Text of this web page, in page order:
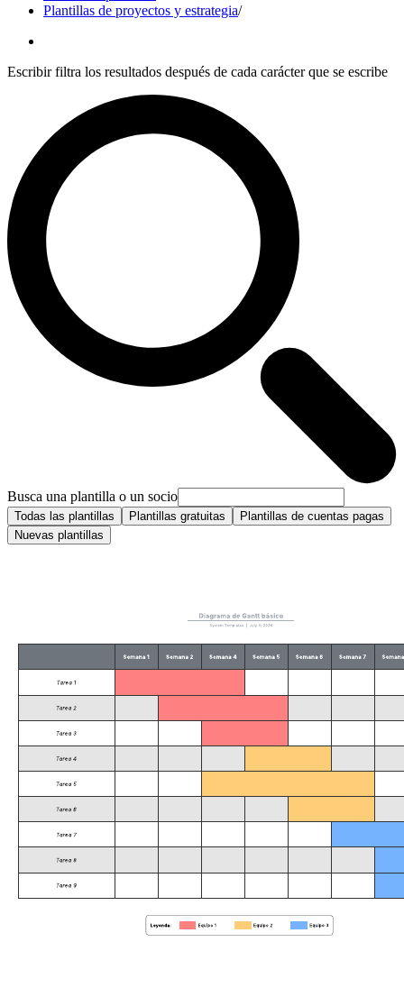
Plantillas de proyectos y estrategia/
Escribir filtra los resultados después de cada carácter que se escribe
Busca una plantilla o un socio
Todas las plantillas Plantillas gratuitas
Plantillas de cuentas pagas
Nuevas plantillas